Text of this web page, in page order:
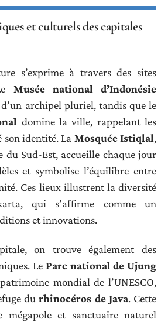
et culturels des capitales
s’exprime à travers des sites
Musée national d’Indonésie
archipel pluriel, tandis que le
domine la ville, rappelant les
identité. La Mosquée Istiqlal,
du Sud-Est, accueille chaque jour
et symbolise l’équilibre entre
Ces lieux illustrent la diversité
qui s’affirme comme un
et innovations.
on trouve également des
Le Parc national de Ujung
mondial de l’UNESCO,
durhinocéros de Java. Cette
mégapole et sanctuaire naturel